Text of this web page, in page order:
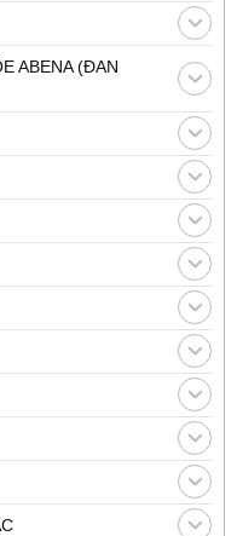
ABENA (ĐAN